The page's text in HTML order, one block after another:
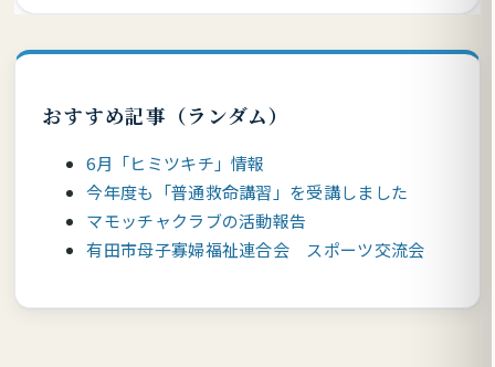
おすすめ記事（ランダム）
6月「ヒミツキチ」情報
今年度も「普通救命講習」を受講しました
マモッチャクラブの活動報告
有田市母子寡婦福祉連合会 スポーツ交流会